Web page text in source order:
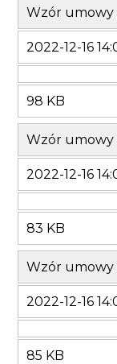
Wzór umowy
2022-12-16
98 KB
Wzór umowy
2022-12-16
83 KB
Wzór umowy
2022-12-16
85 KB